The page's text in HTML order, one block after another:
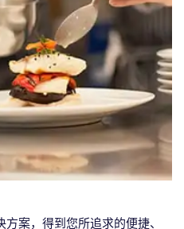
案，得到您所追求的便捷、